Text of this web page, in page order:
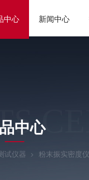
中心 新闻中心
中心
试仪器 粉末振实密度仪